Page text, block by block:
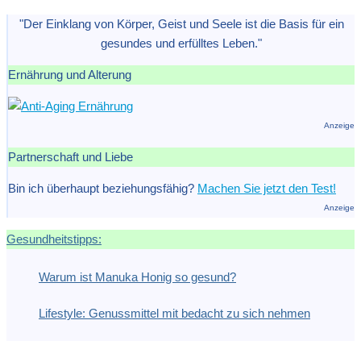
Verlust:
mit
dem
umgehen?
"Der Einklang von Körper, Geist und Seele ist die Basis für ein
gesundes und erfülltes Leben."
Ernährung und Alterung
Anzeige
Partnerschaft und Liebe
Bin ich überhaupt beziehungsfähig? Machen Sie jetzt den Test!
Anzeige
Gesundheitstipps:
Warum ist Manuka Honig so gesund?
Lifestyle: Genussmittel mit bedacht zu sich nehmen